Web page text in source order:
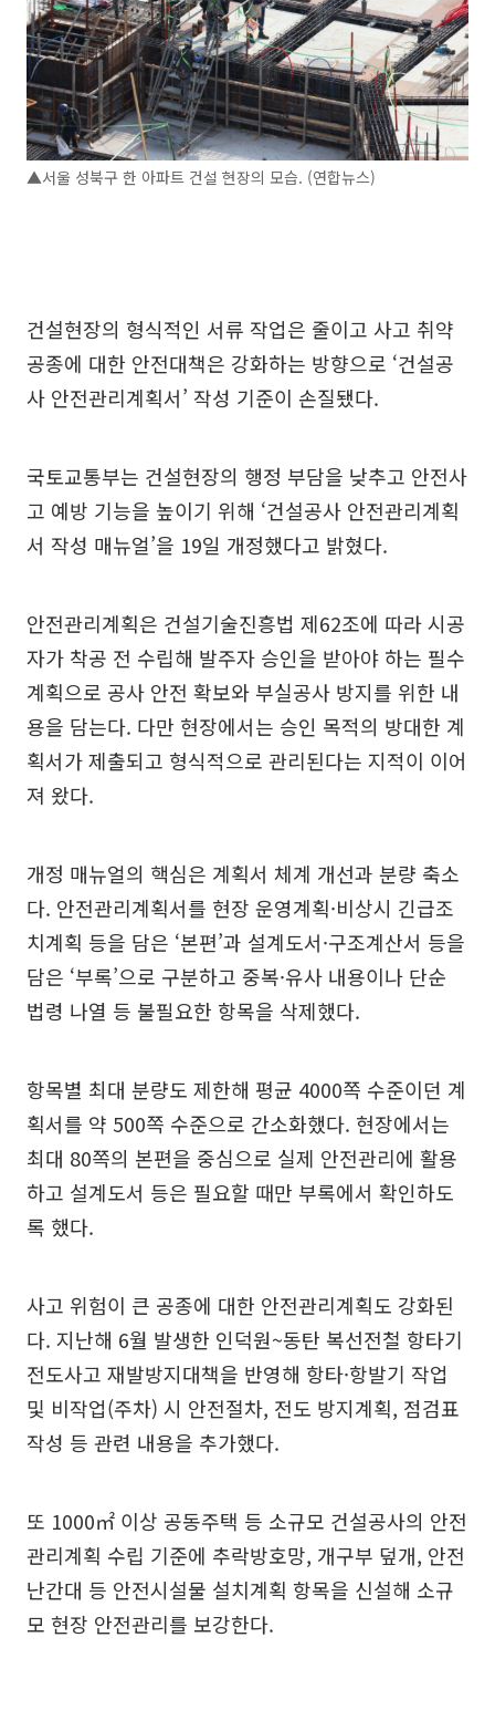
▲서울 성북구 한 아파트 건설 현장의 모습. (연합뉴스)
건설현장의 형식적인 서류 작업은 줄이고 사고 취약
공종에 대한 안전대책은 강화하는 방향으로 ‘건설공
사 안전관리계획서’ 작성 기준이 손질됐다.
국토교통부는 건설현장의 행정 부담을 낮추고 안전사
고 예방 기능을 높이기 위해 ‘건설공사 안전관리계획
서 작성 매뉴얼’을 19일 개정했다고 밝혔다.
안전관리계획은 건설기술진흥법 제62조에 따라 시공
자가 착공 전 수립해 발주자 승인을 받아야 하는 필수
계획으로 공사 안전 확보와 부실공사 방지를 위한 내
용을 담는다. 다만 현장에서는 승인 목적의 방대한 계
획서가 제출되고 형식적으로 관리된다는 지적이 이어
져 왔다.
개정 매뉴얼의 핵심은 계획서 체계 개선과 분량 축소
다. 안전관리계획서를 현장 운영계획·비상시 긴급조
치계획 등을 담은 ‘본편’과 설계도서·구조계산서 등을
담은 ‘부록’으로 구분하고 중복·유사 내용이나 단순
법령 나열 등 불필요한 항목을 삭제했다.
항목별 최대 분량도 제한해 평균 4000쪽 수준이던 계
획서를 약 500쪽 수준으로 간소화했다. 현장에서는
최대 80쪽의 본편을 중심으로 실제 안전관리에 활용
하고 설계도서 등은 필요할 때만 부록에서 확인하도
록 했다.
사고 위험이 큰 공종에 대한 안전관리계획도 강화된
다. 지난해 6월 발생한 인덕원~동탄 복선전철 항타기
전도사고 재발방지대책을 반영해 항타·항발기 작업
및 비작업(주차) 시 안전절차, 전도 방지계획, 점검표
작성 등 관련 내용을 추가했다.
또 1000㎡ 이상 공동주택 등 소규모 건설공사의 안전
관리계획 수립 기준에 추락방호망, 개구부 덮개, 안전
난간대 등 안전시설물 설치계획 항목을 신설해 소규
모 현장 안전관리를 보강한다.